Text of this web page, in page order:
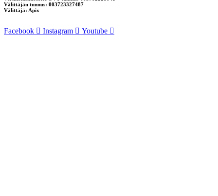
Välittäjän tunnus: 003723327487
Välittäjä: Apix
Facebook Instagram Youtube